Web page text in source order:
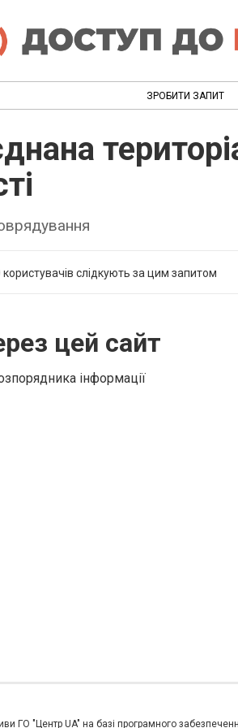
ЗРОБИТИ ЗАПИТ
користувачів слідкують за цим запитом
цей сайт
інформації
ГО "Центр UA" на базі програмного